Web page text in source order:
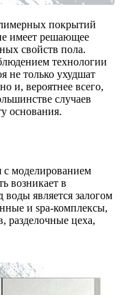
покрытий
имеет решающее
свойств пола.
технологии
не только ухудшат
и, вероятнее всего,
случаев
основания.
с моделированием
возникает в
является залогом
и spa-комплексы,
разделочные цеха,